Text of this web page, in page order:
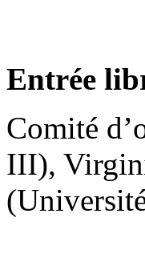
Entrée
Comité
III),